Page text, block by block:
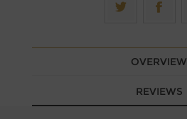
OVERVIEW
REVIEWS